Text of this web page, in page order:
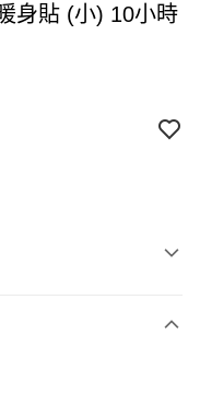
身貼 (小) 10小時